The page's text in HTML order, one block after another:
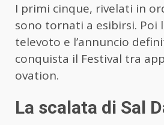
I primi cinque, rivelati in
sono tornati a esibirsi. Poi
televoto e l’annuncio
conquista il Festival tra
ovation.
La scalata di Sal